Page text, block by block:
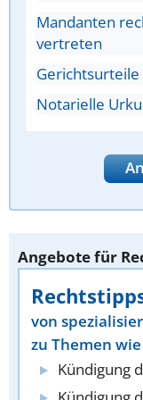
Mandanten
vertreten
Notarielle
Angebote für
von
zu Themen wie
Kündigung